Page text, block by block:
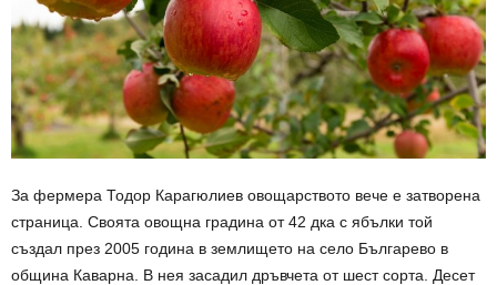
За фермера Тодор Карагюлиев овощарството вече е затворена
страница. Своята овощна градина от 42 дка с ябълки той
създал през 2005 година в землището на село Българево в
община Каварна. В нея засадил дръвчета от шест сорта. Десет